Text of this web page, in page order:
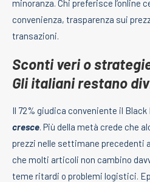
minoranza. Chi preferisce l’online
convenienza, trasparenza sui
transazioni.
Sconti veri o
Gli italiani restano
Il 72% giudica conveniente il Black
cresce. Più della metà crede che
prezzi nelle settimane precedenti
che molti articoli non cambino
teme ritardi o problemi logistici.